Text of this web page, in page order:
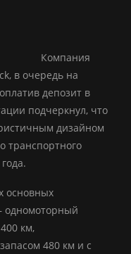
Компания
в очередь на
депозит в
подчеркнул, что
дизайном
транспортного
основных
одномоторный
км,
480 км и с